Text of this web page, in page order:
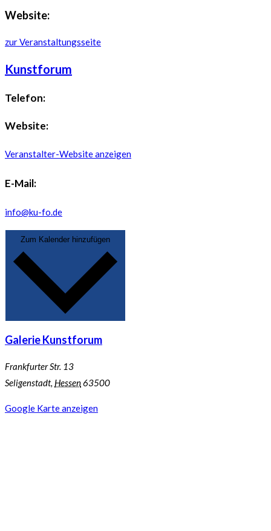
Website:
zur Veranstaltungsseite
Kunstforum
Telefon:
Website:
Veranstalter-Website anzeigen
E-Mail:
info@ku-fo.de
Galerie Kunstforum
Frankfurter Str. 13
Seligenstadt, Hessen63500
Google Karte anzeigen